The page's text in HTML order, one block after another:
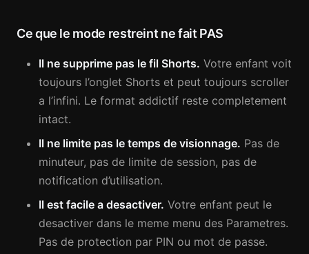
Ce que le mode restreint ne fait PAS
Il ne supprime pas le fil Shorts. Votre enfant voit
toujours l’onglet Shorts et peut toujours scroller
a l’infini. Le format addictif reste completement
intact.
Il ne limite pas le temps de visionnage. Pas de
minuteur, pas de limite de session, pas de
notification d’utilisation.
Il est facile a desactiver. Votre enfant peut le
desactiver dans le meme menu des Parametres.
Pas de protection par PIN ou mot de passe.